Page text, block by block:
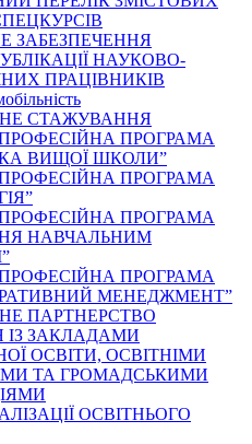
ЗАБЕЗПЕЧЕННЯ
НАУКОВО-
ПРАЦІВНИКІВ
СТАЖУВАННЯ
ПРОГРАМА
ВИЩОЇ ШКОЛИ”
ПРОГРАМА
ПРОГРАМА
НАВЧАЛЬНИМ
ПРОГРАМА
МЕНЕДЖМЕНТ”
ПАРТНЕРСТВО
ІЗ ЗАКЛАДАМИ
ОСВІТИ, ОСВІТНІМИ
ТА ГРОМАДСЬКИМИ
ОСВІТНЬОГО